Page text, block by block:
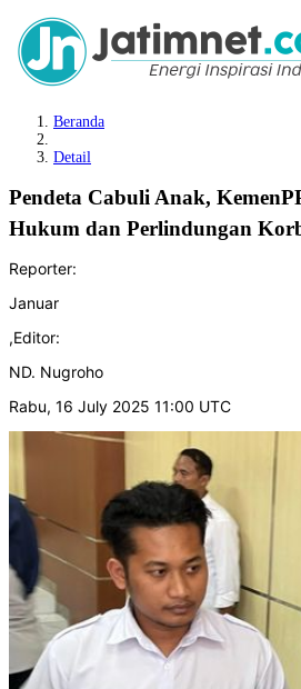
Beranda
Detail
Pendeta Cabuli Anak,
Hukum dan Perlindungan
Reporter:
Januar
,Editor:
ND. Nugroho
Rabu, 16 July 2025 11:00 UTC